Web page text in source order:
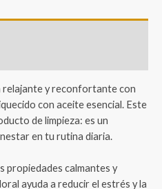
relajante y reconfortante con
con aceite esencial. Este
de limpieza: es un
en tu rutina diaria.
propiedades calmantes y
ayuda a reducir el estrés y la